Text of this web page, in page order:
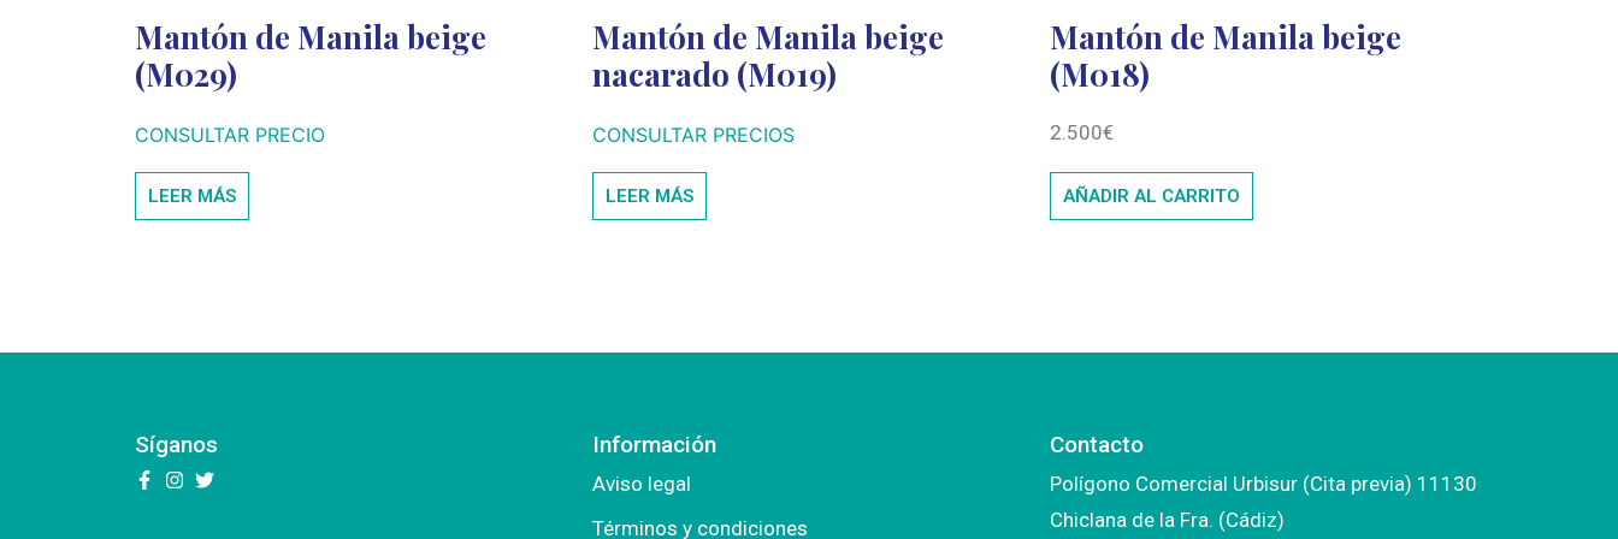
Mantón de Manila beige
(M029)
CONSULTAR PRECIO
LEER MÁS
Mantón de Manila beige
nacarado (M019)
CONSULTAR PRECIOS
LEER MÁS
Mantón de Manila beige
(M018)
2.500€
AÑADIR AL CARRITO
Síganos Información
Aviso legal
Términos y condiciones
Contacto
Polígono Comercial Urbisur (Cita previa) 11130
Chiclana de la Fra. (Cádiz)